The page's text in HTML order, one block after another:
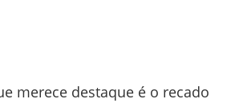
merece destaque é o recado